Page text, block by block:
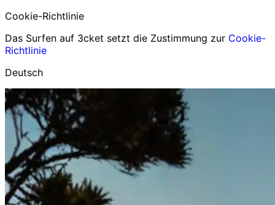
Cookie-Richtlinie
Das Surfen auf 3cket setzt die Zustimmung zur Cookie-
Richtlinie
Deutsch